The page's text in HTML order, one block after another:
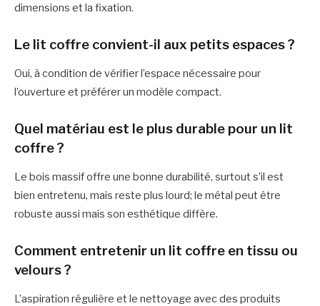
dimensions et la fixation.
Le lit coffre convient-il aux petits espaces ?
Oui, à condition de vérifier l’espace nécessaire pour
l’ouverture et préférer un modèle compact.
Quel matériau est le plus durable pour un lit
coffre ?
Le bois massif offre une bonne durabilité, surtout s’il est
bien entretenu, mais reste plus lourd; le métal peut être
robuste aussi mais son esthétique diffère.
Comment entretenir un lit coffre en tissu ou
velours ?
L’aspiration régulière et le nettoyage avec des produits